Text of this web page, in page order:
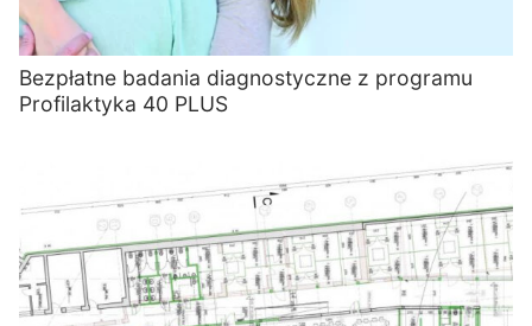
Bezpłatne badania diagnostyczne z programu
Profilaktyka 40 PLUS